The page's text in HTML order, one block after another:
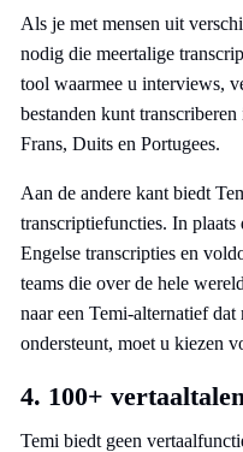
Als je met mensen uit
nodig die meertalige
tool waarmee u interviews,
bestanden kunt
Frans, Duits en Portugees.
Aan de andere kant biedt
transcriptiefuncties. In
Engelse transcripties en
teams die over de hele
naar een Temi-alternatief
ondersteunt, moet u kiezen
4. 100+ vertaaltalen
Temi biedt geen